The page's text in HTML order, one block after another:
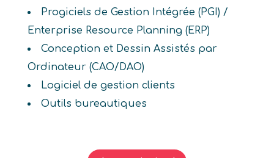
Progiciels de Gestion Intégrée (PGI) /
Enterprise Resource Planning (ERP)
Conception et Dessin Assistés par
Ordinateur (CAO/DAO)
Logiciel de gestion clients
Outils bureautiques